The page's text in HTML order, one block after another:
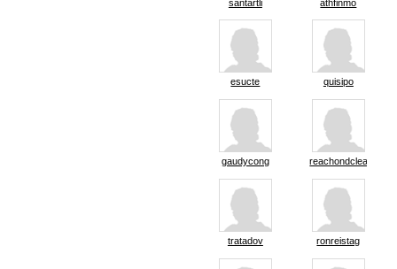
santartli athfinmo
esucte quisipo
gaudycong reachondcleav
tratadov ronreistag